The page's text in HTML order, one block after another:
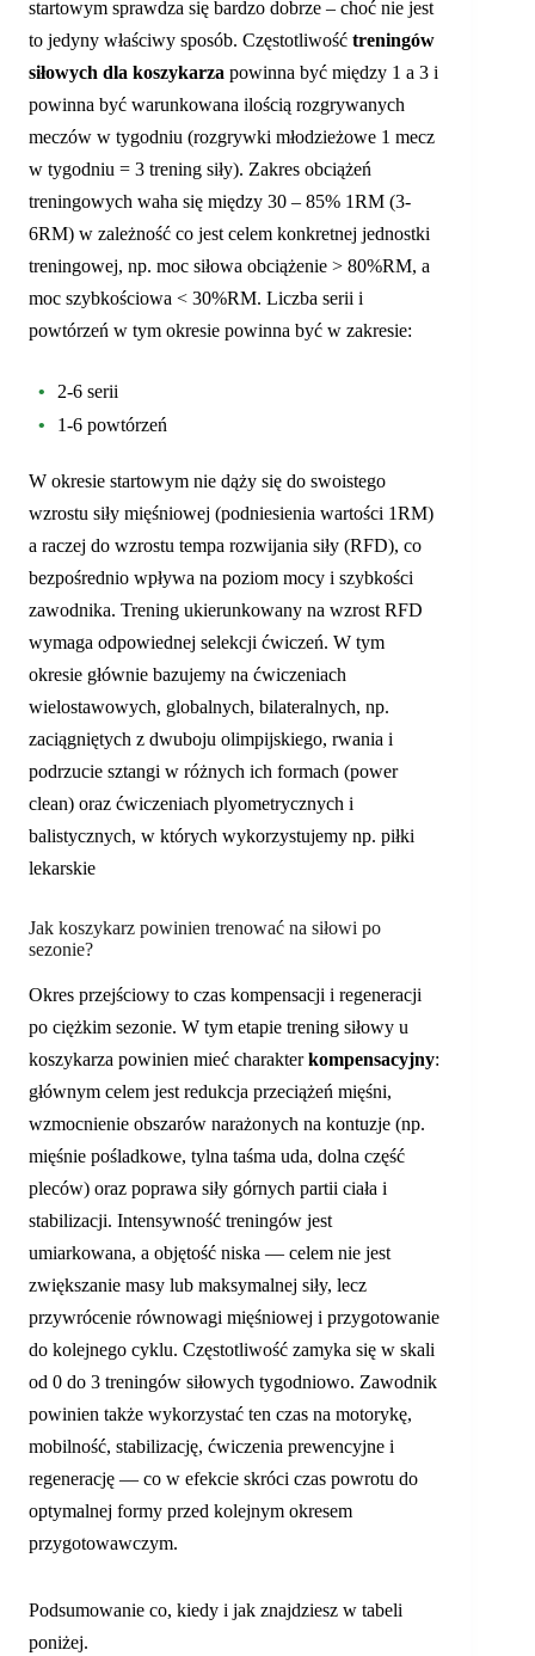
startowym sprawdza się bardzo dobrze – choć nie jest
to jedyny właściwy sposób. Częstotliwość treningów
siłowych dla koszykarza powinna być między 1 a 3 i
powinna być warunkowana ilością rozgrywanych
meczów w tygodniu (rozgrywki młodzieżowe 1 mecz
w tygodniu = 3 trening siły). Zakres obciążeń
treningowych waha się między 30 – 85% 1RM (3-
6RM) w zależność co jest celem konkretnej jednostki
treningowej, np. moc siłowa obciążenie > 80%RM, a
moc szybkościowa < 30%RM. Liczba serii i
powtórzeń w tym okresie powinna być w zakresie:
2-6 serii
1-6 powtórzeń
W okresie startowym nie dąży się do swoistego
wzrostu siły mięśniowej (podniesienia wartości 1RM)
a raczej do wzrostu tempa rozwijania siły (RFD), co
bezpośrednio wpływa na poziom mocy i szybkości
zawodnika. Trening ukierunkowany na wzrost RFD
wymaga odpowiednej selekcji ćwiczeń. W tym
okresie głównie bazujemy na ćwiczeniach
wielostawowych, globalnych, bilateralnych, np.
zaciągniętych z dwuboju olimpijskiego, rwania i
podrzucie sztangi w różnych ich formach (power
clean) oraz ćwiczeniach plyometrycznych i
balistycznych, w których wykorzystujemy np. piłki
lekarskie
Jak koszykarz powinien trenować na siłowi po
sezonie?
Okres przejściowy to czas kompensacji i regeneracji
po ciężkim sezonie. W tym etapie trening siłowy u
koszykarza powinien mieć charakterkompensacyjny:
głównym celem jest redukcja przeciążeń mięśni,
wzmocnienie obszarów narażonych na kontuzje (np.
mięśnie pośladkowe, tylna taśma uda, dolna część
pleców) oraz poprawa siły górnych partii ciała i
stabilizacji. Intensywność treningów jest
umiarkowana, a objętość niska — celem nie jest
zwiększanie masy lub maksymalnej siły, lecz
przywrócenie równowagi mięśniowej i przygotowanie
do kolejnego cyklu. Częstotliwość zamyka się w skali
od 0 do 3 treningów siłowych tygodniowo. Zawodnik
powinien także wykorzystać ten czas na motorykę,
mobilność, stabilizację, ćwiczenia prewencyjne i
regenerację — co w efekcie skróci czas powrotu do
optymalnej formy przed kolejnym okresem
przygotowawczym.
Podsumowanie co, kiedy i jak znajdziesz w tabeli
poniżej.